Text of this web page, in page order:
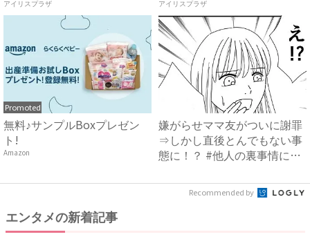
アイリスプラザ アイリスプラザ
Promoted
無料♪サンプルBoxプレゼン
ト!
Amazon
嫌がらせママ友がついに謝罪
⇒しかし直後とんでもない事
態に！？ #他人の裏事情に
Recommended by
エンタメの新着記事